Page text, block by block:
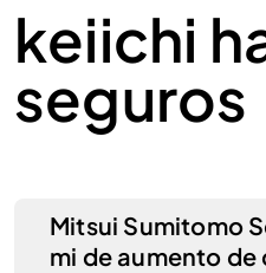
keiichi
seguros
Mitsui Sumitomo
mi de aumento de